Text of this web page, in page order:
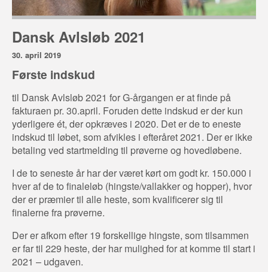
Dansk Avlsløb 2021
30. april 2019
Første indskud
til Dansk Avlsløb 2021 for G-årgangen er at finde på
fakturaen pr. 30.april. Foruden dette indskud er der kun
yderligere ét, der opkræves i 2020. Det er de to eneste
indskud til løbet, som afvikles i efteråret 2021. Der er ikke
betaling ved startmelding til prøverne og hovedløbene.
I de to seneste år har der været kørt om godt kr. 150.000 i
hver af de to finaleløb (hingste/vallakker og hopper), hvor
der er præmier til alle heste, som kvalificerer sig til
finalerne fra prøverne.
Der er afkom efter 19 forskellige hingste, som tilsammen
er far til 229 heste, der har mulighed for at komme til start i
2021 – udgaven.